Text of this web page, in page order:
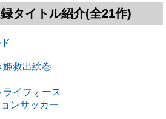
タイトル紹介(全21作)
姫救出絵巻
イフォース
ンサッカー